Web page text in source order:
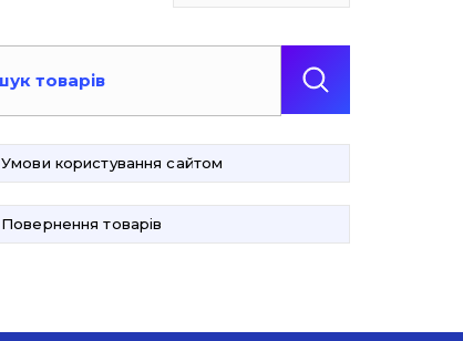
Умови користування сайтом
Повернення товарів